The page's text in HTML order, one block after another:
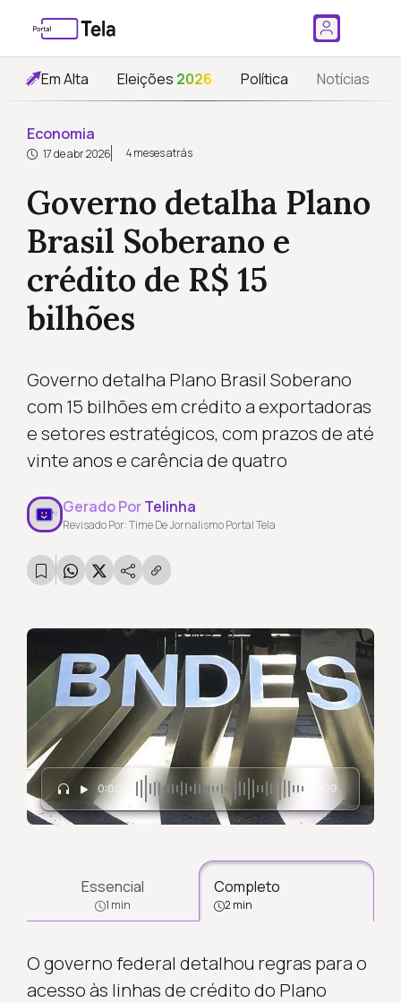
Em Alta Eleições 2026 Política Notícias
Economia
17 de abr 2026 4 meses atrás
Governo detalha Plano
Brasil Soberano e
crédito de R$ 15
bilhões
Governo detalha Plano Brasil Soberano
com 15 bilhões em crédito a exportadoras
e setores estratégicos, com prazos de até
vinte anos e carência de quatro
Gerado PorTelinha
Revisado Por: Time De Jornalismo Portal Tela
0:00 1:09
Essencial
1 min
Completo
2 min
O governo federal detalhou regras para o
acesso às linhas de crédito do Plano